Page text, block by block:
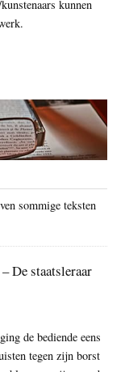
kunnen
sommige teksten
De staatsleraar
de bediende eens
tegen zijn borst